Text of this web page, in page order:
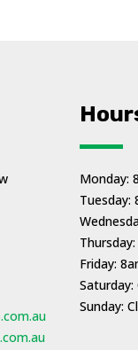
Monday:
Tuesday:
Friday:
Saturday:
Sunday: